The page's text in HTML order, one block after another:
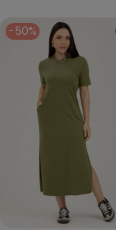
-50%